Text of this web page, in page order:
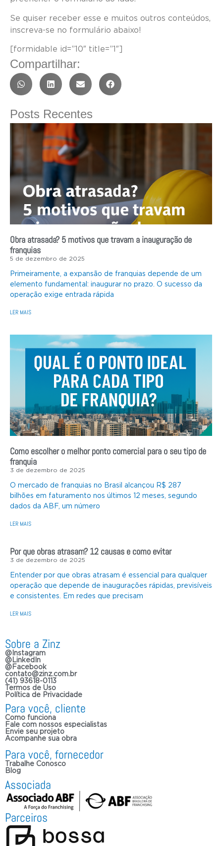
Se quiser receber esse e muitos outros conteúdos,
inscreva-se no formulário abaixo!
[formidable id=”10″ title=”1″]
Compartilhar:
Posts Recentes
Obra atrasada? 5 motivos que travam a inauguração de
franquias
5 de dezembro de 2025
Primeiramente, a expansão de franquias depende de um
elemento fundamental: inaugurar no prazo. O sucesso da
operação exige entrada rápida
LER MAIS
Como escolher o melhor ponto comercial para o seu tipo de
franquia
3 de dezembro de 2025
O mercado de franquias no Brasil alcançou R$ 287
bilhões em faturamento nos últimos 12 meses, segundo
dados da ABF, um número
LER MAIS
Por que obras atrasam? 12 causas e como evitar
3 de dezembro de 2025
Entender por que obras atrasam é essencial para qualquer
operação que depende de inaugurações rápidas, previsíveis
e consistentes. Em redes que precisam
LER MAIS
Sobre a Zinz
@Instagram
@LinkedIn
@Facebook
contato@zinz.com.br
(41) 93618-0113
Termos de Uso
Política de Privacidade
Para você, cliente
Como funciona
Fale com nossos especialistas
Envie seu projeto
Acompanhe sua obra
Para você, fornecedor
Trabalhe Conosco
Blog
Associada
Parceiros